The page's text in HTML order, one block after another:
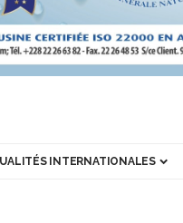
INTERNATIONALES